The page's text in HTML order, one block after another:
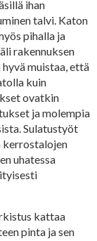
ihan
talvi. Katon
pihalla ja
rakennuksen
muistaa, että
kuin
ovatkin
ja molempia
Sulatustyöt
kerrostalojen
uhatessa
kattaa
pinta ja sen